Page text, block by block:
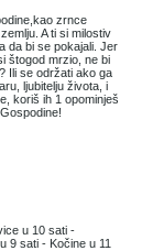
zrnce
A ti si milostiv
da bi se pokajali. Jer
štogod mrzio, ne bi
Ili se održati ako ga
ljubitelju života, i
koriš ih 1 opominješ
u 10 sati -
9 sati - Kočine u 11